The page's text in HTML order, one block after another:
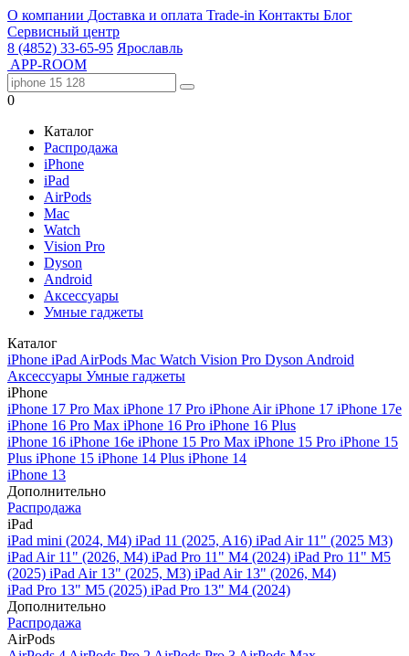
О компании Доставка и оплата Trade-in Контакты Блог
Сервисный центр
8 (4852) 33-65-95 Ярославль
APP-ROOM
0
Каталог
Распродажа
iPhone
iPad
AirPods
Mac
Watch
Vision Pro
Dyson
Android
Аксессуары
Умные гаджеты
Каталог
iPhone iPad AirPods Mac Watch Vision Pro Dyson Android
Аксессуары Умные гаджеты
iPhone
iPhone 17 Pro Max iPhone 17 Pro iPhone AiriPhone 17 iPhone 17e
iPhone 16 Pro Max iPhone 16 Pro iPhone 16 Plus
iPhone 16 iPhone 16e iPhone 15 Pro Max iPhone 15 Pro iPhone 15
Plus iPhone 15 iPhone 14 Plus iPhone 14
iPhone 13
Дополнительно
Распродажа
iPad
iPad mini (2024, M4) iPad 11 (2025, A16) iPad Air 11" (2025 M3)
iPad Air 11" (2026, M4) iPad Pro 11" M4 (2024) iPad Pro 11" M5
(2025) iPad Air 13" (2025, M3) iPad Air 13" (2026, M4)
iPad Pro 13" M5 (2025) iPad Pro 13" M4 (2024)
Дополнительно
Распродажа
AirPods